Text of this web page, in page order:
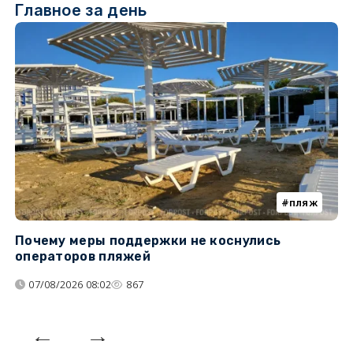
Главное за день
пляж
Почему меры поддержки не коснулись
операторов пляжей
07/08/2026 08:02 867